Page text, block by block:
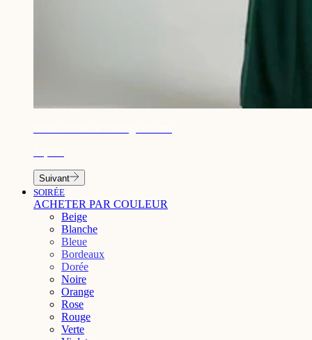
Suivant
SOIRÉE
ACHETER PAR COULEUR
Beige
Blanche
Bleue
Bordeaux
Dorée
Noire
Orange
Rose
Rouge
Verte